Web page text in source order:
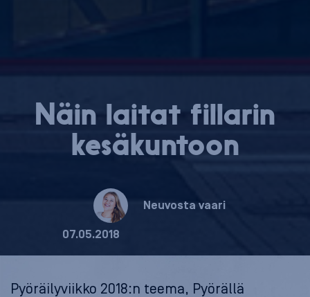
Näin laitat fillarin
kesäkuntoon
Neuvosta vaari
07.05.2018
Pyöräilyviikko 2018:n teema, Pyörällä